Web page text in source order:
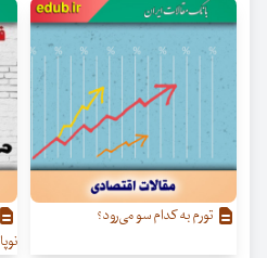
تورم به کدام سو می‌رود؟
نوپا